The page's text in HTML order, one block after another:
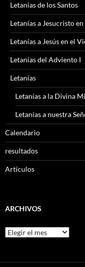
Letanías de los Santos
Letanías a Jesucristo
Letanías a Jesús en el
Letanías del Adviento I
Letanías
Letanías a la Divina
Letanías a nuestra
Calendario
resultados
Artículos
ARCHIVOS
Archivos